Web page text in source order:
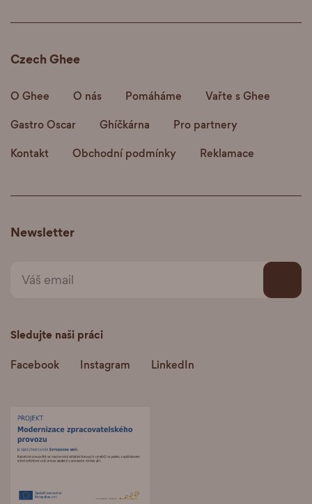
Czech Ghee
O Ghee O nás Pomáháme
Vařte s Ghee
Gastro Oscar
Ghíčkárna
Pro partnery
Kontakt
Obchodní podmínky Reklamace
Newsletter
Sledujte naši práci
Facebook Instagram LinkedIn